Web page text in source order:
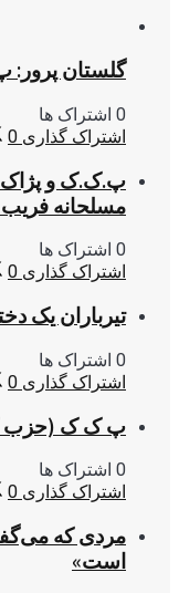
گلستان
0 اشتراک ها
اشتراک گذاری 0
پ.ک.ک و پژاک
مسلحانه
0 اشتراک ها
اشتراک گذاری 0
تیرباران یک
0 اشتراک ها
اشتراک گذاری 0
پ ک ک (حزب
0 اشتراک ها
اشتراک گذاری 0
مردی که
است»